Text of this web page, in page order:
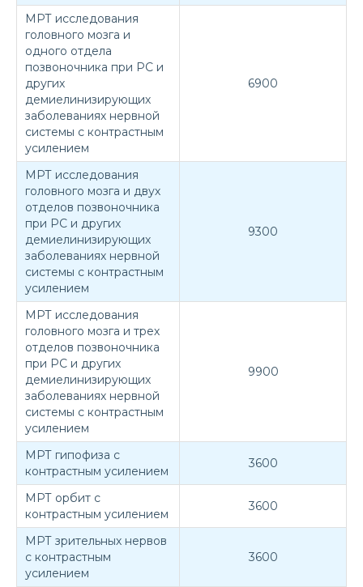
МРТ исследования
головного мозга и
одного отдела
позвоночника при РС и
других
демиелинизирующих
заболеваниях нервной
системы с контрастным
усилением
6900
МРТ исследования
головного мозга и двух
отделов позвоночника
при РС и других
демиелинизирующих
заболеваниях нервной
системы с контрастным
усилением
9300
МРТ исследования
головного мозга и трех
отделов позвоночника
при РС и других
демиелинизирующих
заболеваниях нервной
системы с контрастным
усилением
9900
МРТ гипофиза с
контрастным усилением
3600
МРТ орбит с
контрастным усилением
3600
МРТ зрительных нервов
с контрастным
усилением
3600